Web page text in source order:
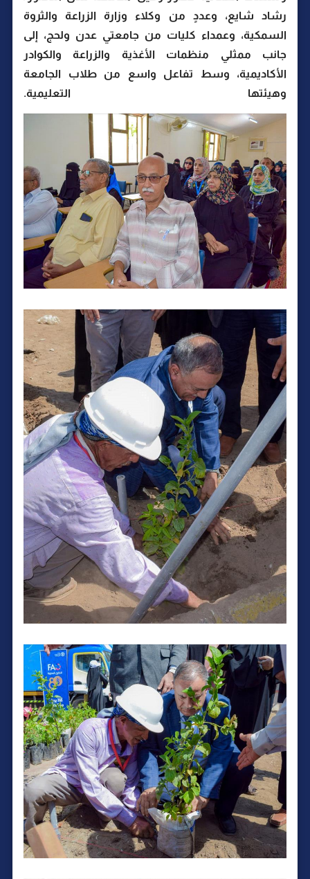
رشاد شايع، وعددٍ من وكلاء وزارة الزراعة والثروة
السمكية، وعمداء كليات من جامعتي عدن ولحج، إلى
جانب ممثلي منظمات الأغذية والزراعة والكوادر
الأكاديمية، وسط تفاعل واسع من طلاب الجامعة
وهيئتها التعليمية.